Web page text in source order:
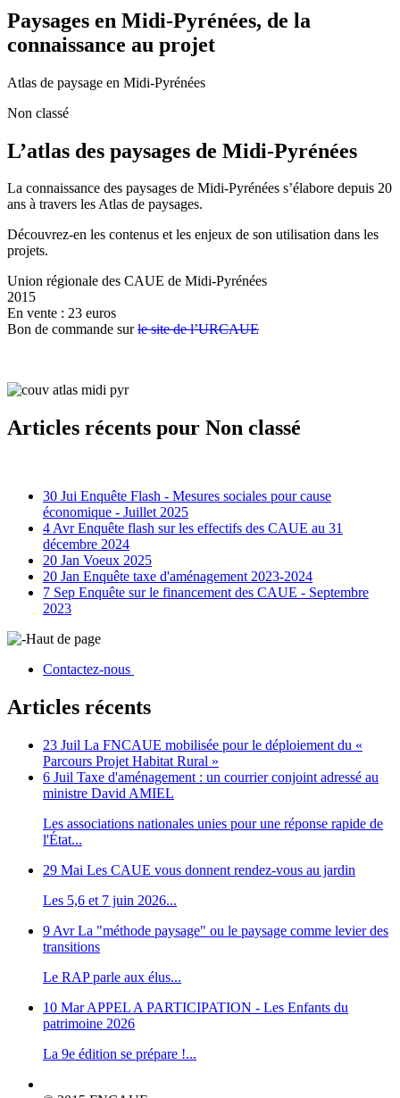
Paysages en Midi-Pyrénées, de la
connaissance au projet
Atlas de paysage en Midi-Pyrénées
Non classé
L’atlas des paysages de Midi-Pyrénées
La connaissance des paysages de Midi-Pyrénées s’élabore depuis 20
ans à travers les Atlas de paysages.
Découvrez-en les contenus et les enjeux de son utilisation dans les
projets.
Union régionale des CAUE de Midi-Pyrénées
2015
En vente : 23 euros
Bon de commande surle site de l’URCAUE
Articles récents pour Non classé
30 Jui Enquête Flash - Mesures sociales pour cause
économique - Juillet 2025
4 Avr Enquête flash sur les effectifs des CAUE au 31
décembre 2024
20 Jan Voeux 2025
20 Jan Enquête taxe d'aménagement 2023-2024
7 Sep Enquête sur le financement des CAUE - Septembre
2023
Haut de page
Contactez-nous
Articles récents
23 Juil La FNCAUE mobilisée pour le déploiement du «
Parcours Projet Habitat Rural »
6 Juil Taxe d'aménagement : un courrier conjoint adressé au
ministre David AMIEL
Les associations nationales unies pour une réponse rapide de
l'État...
29 Mai Les CAUE vous donnent rendez-vous au jardin
Les 5,6 et 7 juin 2026...
9 Avr La "méthode paysage" ou le paysage comme levier des
transitions
Le RAP parle aux élus...
10 Mar APPEL A PARTICIPATION - Les Enfants du
patrimoine 2026
La 9e édition se prépare !...